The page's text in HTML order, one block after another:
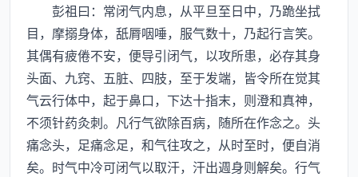
彭祖曰：常闭气内息，从平旦至日中，乃跪坐拭
目，摩搦身体，舐脣咽唾，服气数十，乃起行言笑。
其偶有疲倦不安，便导引闭气，以攻所患，必存其身
头面、九窍、五脏、四肢，至于发端，皆令所在觉其
气云行体中，起于鼻口，下达十指末，则澄和真神，
不须针药灸刺。凡行气欲除百病，随所在作念之。头
痛念头，足痛念足，和气往攻之，从时至时，便自消
矣。时气中冷可闭气以取汗，汗出週身则解矣。行气